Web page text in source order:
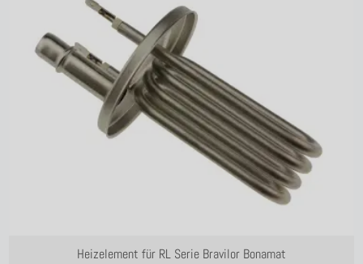
Heizelement für RL Serie Bravilor Bonamat